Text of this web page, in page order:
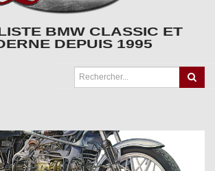
BMW CLASSIC ET
DEPUIS 1995